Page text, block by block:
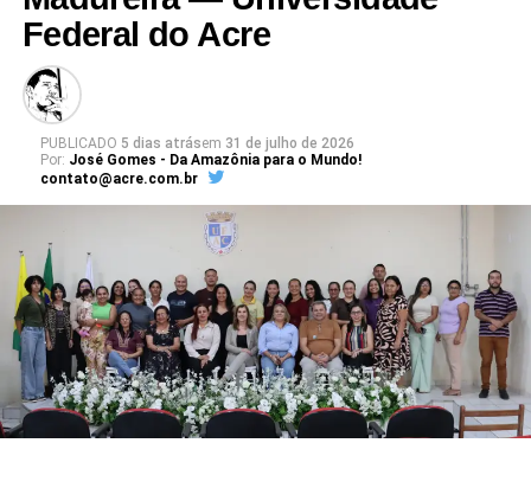
Leia Mais: UFAC
Federal do Acre
PUBLICADO 5 dias atrásem 31 de julho de 2026
Por: José Gomes - Da Amazônia para o Mundo!
contato@acre.com.br